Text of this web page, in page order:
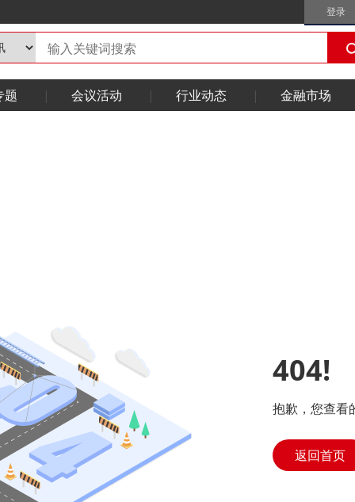
登录
题 会议活动 行业动态 金融市场
404!
抱歉，您查看
返回首页